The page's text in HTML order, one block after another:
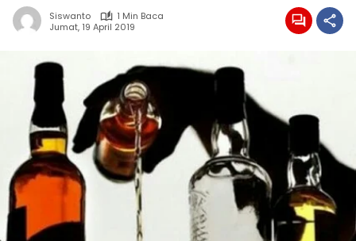
Siswanto
1 Min Baca
Jumat, 19 April 2019